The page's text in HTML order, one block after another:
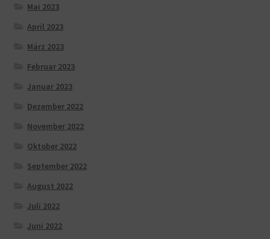
Mai 2023
April 2023
März 2023
Februar 2023
Januar 2023
Dezember 2022
November 2022
Oktober 2022
September 2022
August 2022
Juli 2022
Juni 2022